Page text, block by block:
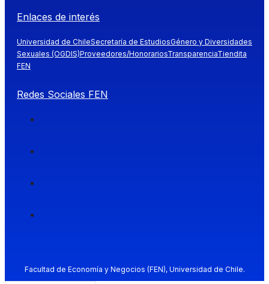
Enlaces de interés
Universidad de ChileSecretaría de EstudiosGénero y Diversidades
Sexuales (OGDIS)Proveedores/HonorariosTransparenciaTiendita
FEN
Redes Sociales FEN
Facultad de Economía y Negocios (FEN), Universidad de Chile.